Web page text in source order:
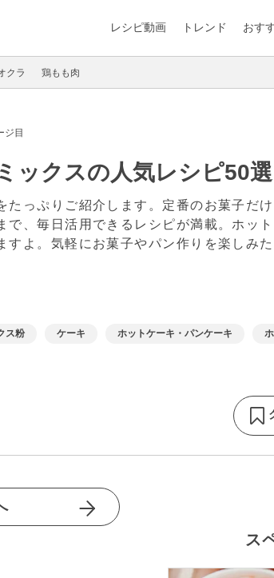
レシピ動画 トレンド おす
クラ 鶏もも肉
ジ目
ックスの人気レシピ50選
たっぷりご紹介します。定番のお菓子だ
で、毎日活用できるレシピが満載。ホッ
よ。気軽にお菓子やパン作りを楽しみた
ス粉 ケーキ ホットケーキ・パンケーキ
ス